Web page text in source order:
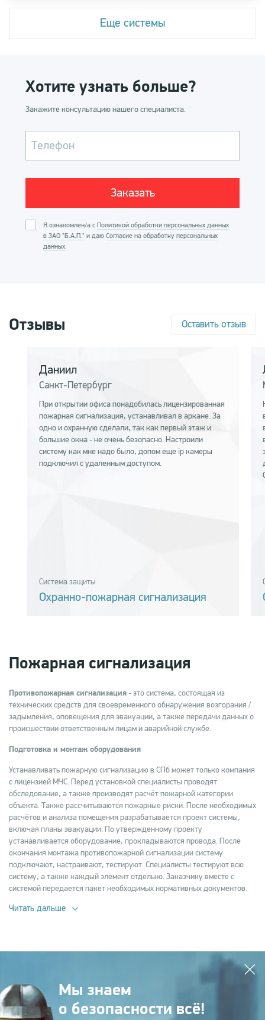
Купить систему
Еще системы
Хотите узнать больше?
Закажите консультацию нашего специалиста.
Телефон
Я ознакомлен/а с Политикой обработки персональных данных
в ЗАО "Б.А.П." и даю Согласие на обработку персональных
данных
Отзывы Оставить отзыв
Даниил
Санкт-Петербург
При открытии офиса понадобилась лицензированная
пожарная сигнализация, устанавливал в аркане. За
одно и охранную сделали, так как первый этаж и
большие окна - не очень безопасно. Настроили
систему как мне надо было, допом еще ip камеры
подключил с удаленным доступом.
Система защиты
Охранно-пожарная сигнализация
Пожарная сигнализация
Противопожарная сигнализация- это система, состоящая из
технических средств для своевременного обнаружения возгорания /
задымления, оповещения для эвакуации, а также передачи данных о
происшествии ответственным лицам и аварийной службе.
Подготовка и монтаж оборудования
Устанавливать пожарную сигнализацию в СПб может только компания
с лицензией МЧС. Перед установкой специалисты проводят
обследование, а также производят расчёт пожарной категории
объекта. Также рассчитываются пожарные риски. После необходимых
расчётов и анализа помещения разрабатывается проект системы,
включая планы эвакуации. По утвержденному проекту
устанавливается оборудование, прокладываются провода. После
окончания монтажа противопожарной сигнализации систему
подключают, настраивают, тестируют. Специалисты тестируют всю
систему, а также каждый элемент отдельно. Заказчику вместе с
системой передается пакет необходимых нормативных документов.
Читать дальше
Мы знаем
о безопасности всё!